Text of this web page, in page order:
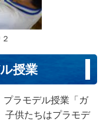
授業
ラモデル授業「ガ
子供たちはプラモデ